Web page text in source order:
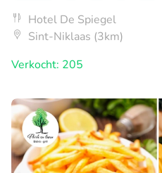
Hotel De Spiegel
Sint-Niklaas (3km)
Verkocht: 205